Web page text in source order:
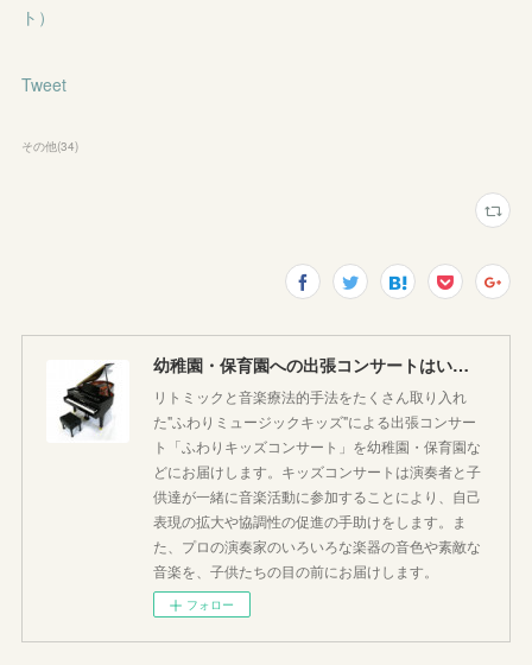
ト）
Tweet
その他(34)
幼稚園・保育園への出張コンサートはいかがですか♪
リトミックと音楽療法的手法をたくさん取り入れ
た"ふわりミュージックキッズ"による出張コンサー
ト「ふわりキッズコンサート」を幼稚園・保育園な
どにお届けします。キッズコンサートは演奏者と子
供達が一緒に音楽活動に参加することにより、自己
表現の拡大や協調性の促進の手助けをします。ま
た、プロの演奏家のいろいろな楽器の音色や素敵な
音楽を、子供たちの目の前にお届けします。
フォロー